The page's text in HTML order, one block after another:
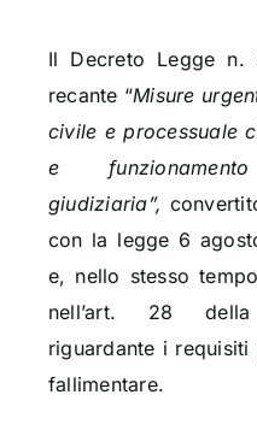
Il Decreto Legge
recante “Misure
civile e processuale
e funzionamento
giudiziaria”,
con la legge 6
e, nello stesso
nell’art. 28 della
riguardante i
fallimentare.